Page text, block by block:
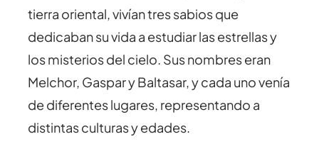
tierra oriental, vivían tres sabios que
dedicaban su vida a estudiar las estrellas y
los misterios del cielo. Sus nombres eran
Melchor, Gaspar y Baltasar, y cada uno venía
de diferentes lugares, representando a
distintas culturas y edades.